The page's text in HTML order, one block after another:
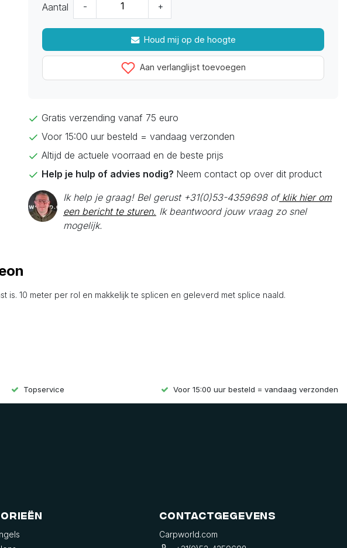
Aantal - +
Houd mij op de hoogte
Aan verlanglijst toevoegen
Gratis verzending vanaf 75 euro
Voor 15:00 uur besteld = vandaag verzonden
Altijd de actuele voorraad en de beste prijs
Help je hulp of advies nodig? Neem contact op over dit product
Ik help je graag! Bel gerust +31(0)53-4359698 ofklik hier om
een bericht te sturen. Ik beantwoord jouw vraag zo snel
mogelijk.
10 meter per rol en makkelijk te splicen en geleverd met splice naald.
Topservice Voor 15:00 uur besteld = vandaag verzonden
Contactgegevens
Carpworld.com